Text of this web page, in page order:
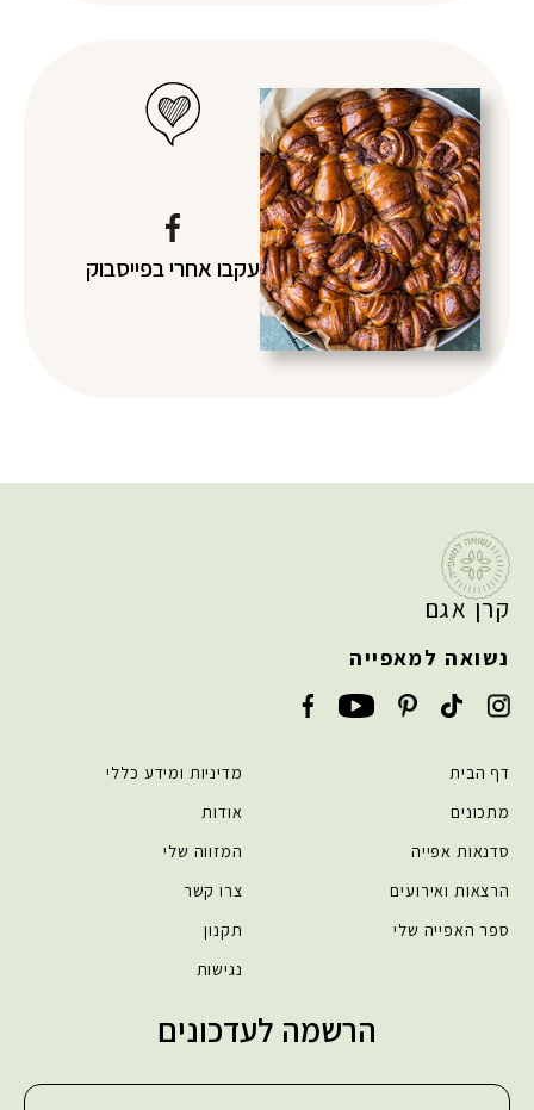
עקבו אחריבפייסבוק
קרן אגם
נשואה למאפייה
דף הבית
מתכונים
סדנאות אפייה
הרצאות ואירועים
ספר האפייה שלי
מדיניות ומידע כללי
אודות
המזווה שלי
צרו קשר
תקנון
נגישות
הרשמה לעדכונים